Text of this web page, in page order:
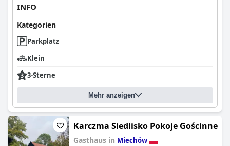
INFO
Kategorien
Parkplatz
Klein
3-Sterne
Mehr anzeigen
Karczma Siedlisko Pokoje Gościnne
Gasthaus in Miechów